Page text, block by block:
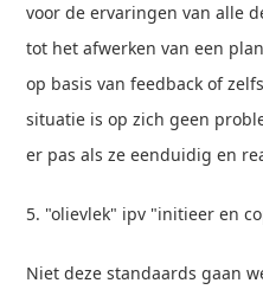
voor de ervaringen van alle
tot het afwerken van een
op basis van feedback of
situatie is op zich geen
er pas als ze eenduidig en
5. "olievlek" ipv "initieer en
Niet deze standaards gaan